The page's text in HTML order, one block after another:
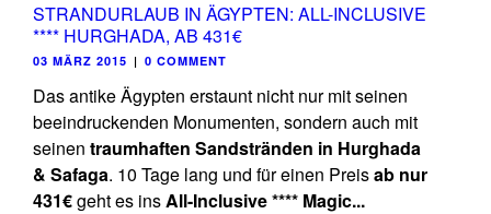
STRANDURLAUB IN ÄGYPTEN: ALL-INCLUSIVE
**** HURGHADA, AB 431€
03 MÄRZ 2015 | 0 COMMENT
Das antike Ägypten erstaunt nicht nur mit seinen
beeindruckenden Monumenten, sondern auch mit
seinen traumhaften Sandstränden in Hurghada
& Safaga. 10 Tage lang und für einen Preisab nur
431€geht es insAll-Inclusive **** Magic...